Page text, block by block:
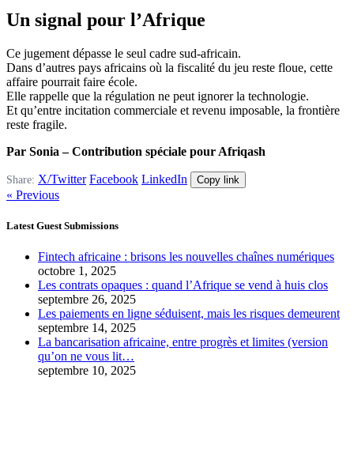
Un signal pour l’Afrique
Ce jugement dépasse le seul cadre sud-africain.
Dans d’autres pays africains où la fiscalité du jeu reste floue, cette
affaire pourrait faire école.
Elle rappelle que la régulation ne peut ignorer la technologie.
Et qu’entre incitation commerciale et revenu imposable, la frontière
reste fragile.
Par Sonia – Contribution spéciale pour Afriqash
Share: X/Twitter Facebook LinkedIn Copy link
« Previous
Latest Guest Submissions
Fintech africaine : brisons les nouvelles chaînes numériques
octobre 1, 2025
Les contrats opaques : quand l’Afrique se vend à huis clos
septembre 26, 2025
Les paiements en ligne séduisent, mais les risques demeurent
septembre 14, 2025
La bancarisation africaine, entre progrès et limites (version
qu’on ne vous lit…
septembre 10, 2025